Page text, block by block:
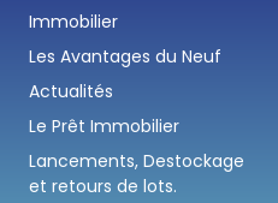
Immobilier
Les Avantages du Neuf
Actualités
Le Prêt Immobilier
Lancements, Destockage
et retours de lots.